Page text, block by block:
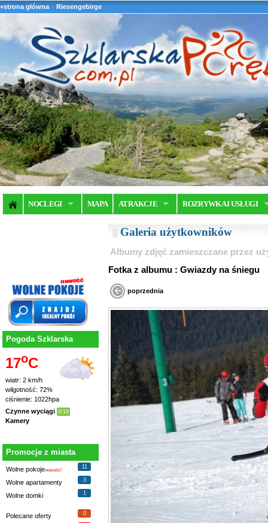
+strona główna Riesengebirge
NOCLEGI MAPA ATRAKCJE ROZRYWKA I USŁUGI
Pogoda Szklarska
17oC
wiatr: 2 km/h
wilgotność: 72%
ciśnienie: 1022hpa
Czynne wyciągi 0/18
Kamery
Promocje z miasta
Wolne pokojenowość!
11
Wolne apartamenty 3
Wolne domki 1
Polecane oferty 0
Galeria użytkowników
Albumy zdjęć zamieszczane przez
Fotka z albumu : Gwiazdy na śniegu
poprzednia